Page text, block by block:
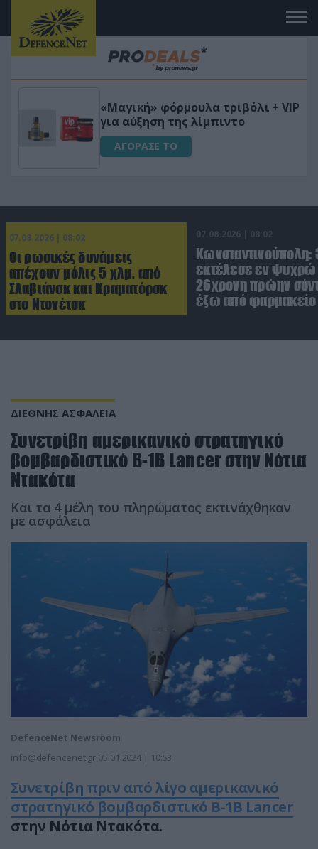
«Μαγική» φόρμουλα τριβόλι + VIP
για αύξηση της λίμπιντο
ΑΓΟΡΑΣΕ ΤΟ
07.08.2026 | 08:02
Οι ρωσικές δυνάμεις
απέχουν μόλις 5 χλμ. από
Σλαβιάνσκ και Κραματόρσκ
στο Ντονέτσκ
07.08.2026 | 08:02
Κωνσταντινούπολη:
εκτέλεσε εν ψυχρώ
26χρονη πρώην
έξω από φαρμακείο
ΔΙΕΘΝΗΣ ΑΣΦΑΛΕΙΑ
Συνετρίβη αμερικανικό στρατηγικό
βομβαρδιστικό Β-1Β Lancer στην Νότια
Ντακότα
Και τα 4 μέλη του πληρώματος εκτινάχθηκαν
με ασφάλεια
DefenceNet Newsroom
info@defencenet.gr 05.01.2024 | 10:53
Συνετρίβη πριν από λίγο αμερικανικό
στρατηγικό βομβαρδιστικό Β-1Β Lancer
στην Νότια Ντακότα.